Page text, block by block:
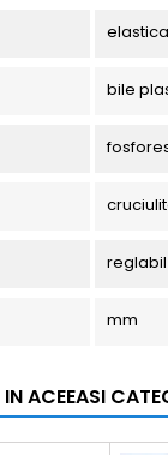
elastica
bile
mm
ACEEASI